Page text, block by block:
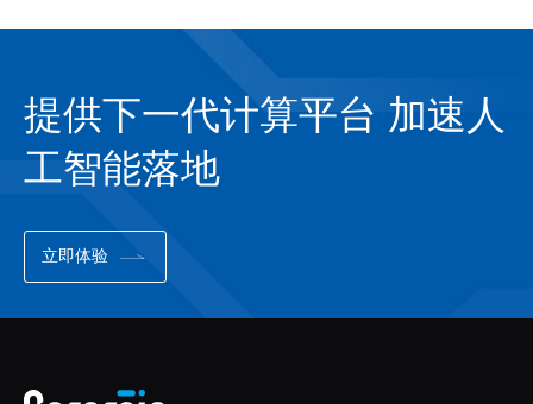
提供下一代计算平台 加速人
工智能落地
立即体验